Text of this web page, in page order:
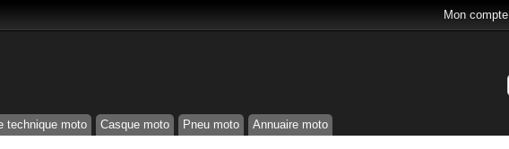
Mon compte
technique moto Casque moto Pneu moto Annuaire moto